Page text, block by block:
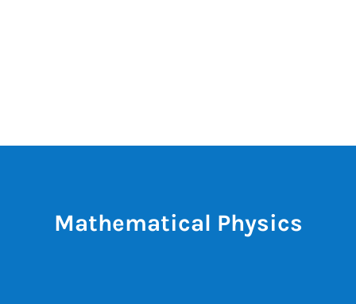
Mathematical Physics